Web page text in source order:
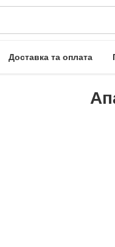
Доставка та оплата